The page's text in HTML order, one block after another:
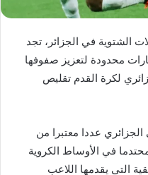
الشتوية في الجزائر، تجد
محدودة لتعزيز صفوفها
لكرة القدم تقليص
عددا معتبرا من
في الأوساط الكروية
التي يقدمها اللاعب